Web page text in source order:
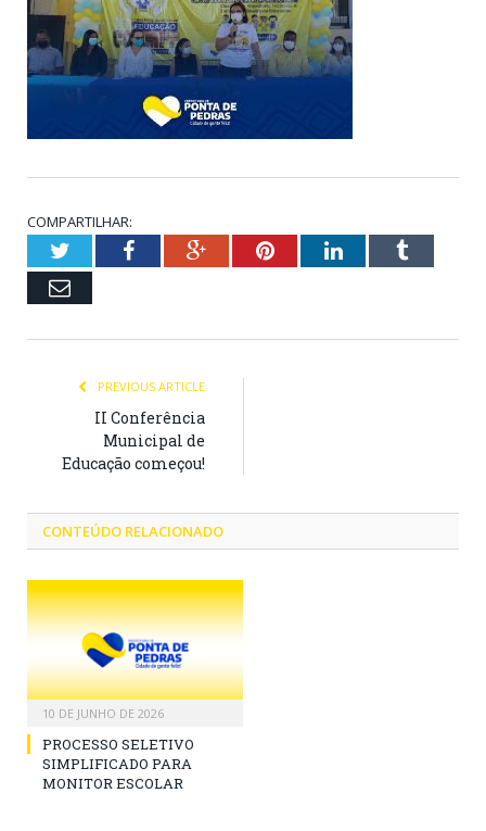
COMPARTILHAR:
TwitterFacebookGoogle+PinterestLinkedInTumblr
Email
PREVIOUS ARTICLE
II Conferência
Municipal de
Educação começou!
CONTEÚDO RELACIONADO
10 DE JUNHO DE 2026
PROCESSO SELETIVO
SIMPLIFICADO PARA
MONITOR ESCOLAR